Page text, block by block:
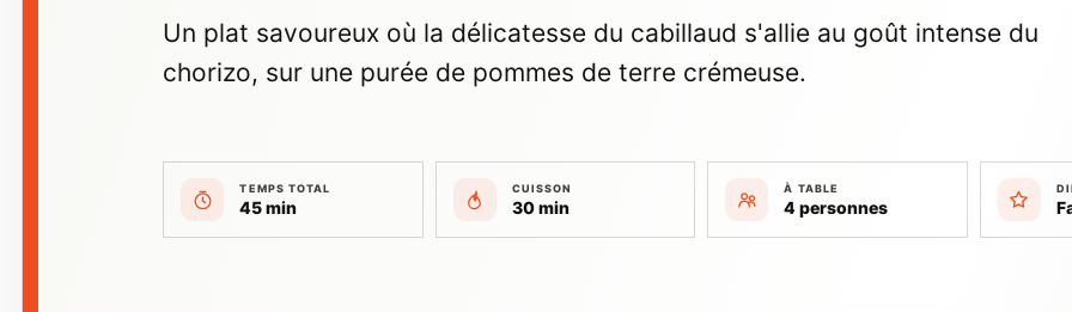
Un plat savoureux où la délicatesse du cabillaud s'allie au goût intense du
chorizo, sur une purée de pommes de terre crémeuse.
TEMPS TOTAL
45 min
CUISSON
30 min
À TABLE
4 personnes